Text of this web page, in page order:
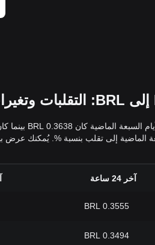
آخر 24 ساعة
0.3555 BRL
0.3494 BRL